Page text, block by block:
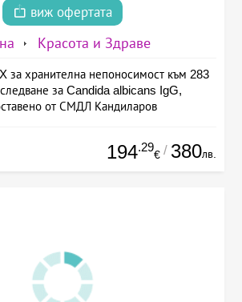
виж офертата
Красота и Здраве
за хранителна непоносимост към 283
за Candida albicans IgG,
от СМДЛ Кандиларов
194.29
€ / 380лв.